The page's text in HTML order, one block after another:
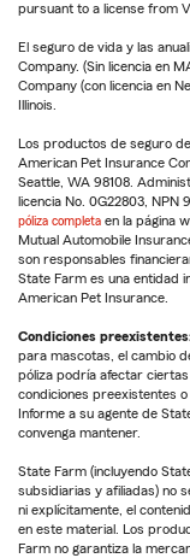
pursuant to a license from
El seguro de vida y las
Company. (Sin licencia en
Company (con licencia en
Illinois.
Los productos de seguro
American Pet Insurance
Seattle, WA 98108.
licencia No. 0G22803, NPN
póliza completa en la página
Mutual Automobile
son responsables
State Farm es una entidad
American Pet Insurance.
Condiciones
para mascotas, el cambio
póliza podría afectar
condiciones preexistentes
Informe a su agente de
convenga mantener.
State Farm (incluyendo
subsidiarias y afiliadas) no
ni explícitamente, el
en este material. Los
Farm no garantiza la